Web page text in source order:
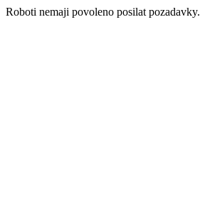
Roboti nemaji povoleno posilat pozadavky.